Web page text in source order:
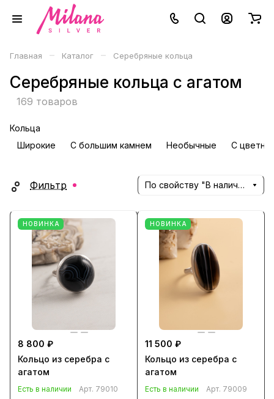
Главная – Каталог – Серебряные кольца
Серебряные кольца с агатом
169 товаров
Кольца
Широкие
С большим камнем Необычные С
Фильтр По свойству "В наличии" (убывание)
НОВИНКА
8 800 ₽
Кольцо из серебра с
агатом
Есть в наличии Арт. 79010
НОВИНКА
11 500 ₽
Кольцо из серебра с
агатом
Есть в наличии Арт. 79009